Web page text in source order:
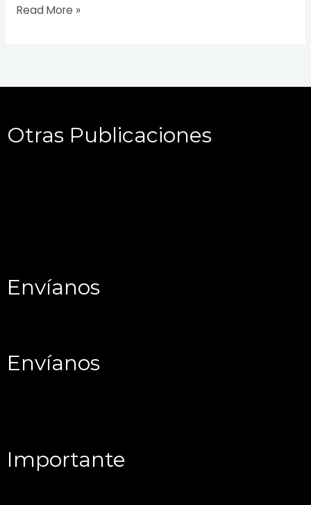
Read More »
Otras Publicaciones
Envíanos
Envíanos
Importante